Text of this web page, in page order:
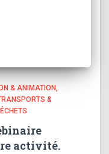
& ANIMATION
&
activité.